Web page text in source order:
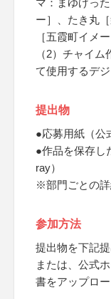
マ：まゆげっ
ー］、たき丸
［五霞町イメ
（2）チャイ
て使用するデ
提出物
●応募用紙（公
●作品を保存し
ray）
※部門ごとの
参加方法
提出物を下記
または、公式
書をアップロ